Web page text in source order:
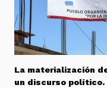
La materialización
un discurso político.